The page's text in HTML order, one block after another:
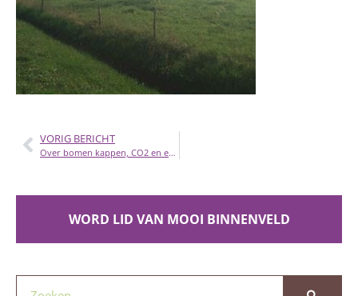
VORIG BERICHT
Over bomen kappen, CO2 en ecologische winst
WORD LID VAN MOOI BINNENVELD